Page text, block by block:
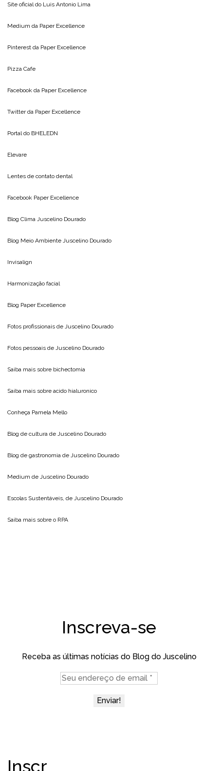
Site oficial do Luis Antonio Lima
Medium da Paper Excellence
Pinterest da Paper Excellence
Pizza Cafe
Facebook da Paper Excellence
Twitter da Paper Excellence
Portal do BHELEDN
Elevare
Lentes de contato dental
Facebook Paper Excellence
Blog Clima Juscelino Dourado
Blog Meio Ambiente Juscelino Dourado
Invisalign
Harmonização facial
Blog Paper Excellence
Fotos profissionais de Juscelino Dourado
Fotos pessoais de Juscelino Dourado
Saiba mais sobre bichectomia
Saiba mais sobre acido hialuronico
Conheça Pamela Mello
Blog de cultura de Juscelino Dourado
Blog de gastronomia de Juscelino Dourado
Medium de Juscelino Dourado
Escolas Sustentáveis, de Juscelino Dourado
Saiba mais sobre o RPA
Inscreva-se
Receba as últimas notícias do Blog do Juscelino
Inscr